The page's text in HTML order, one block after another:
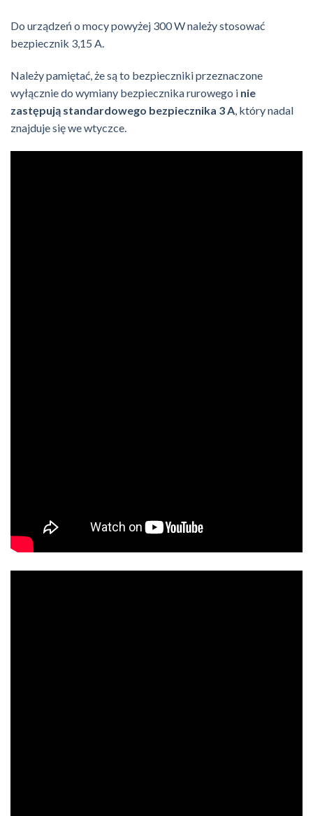
Do urządzeń o mocy powyżej 300 W należy stosować
bezpiecznik 3,15 A.
Należy pamiętać, że są to bezpieczniki przeznaczone
wyłącznie do wymiany bezpiecznika rurowego i nie
zastępują standardowego bezpiecznika 3 A, który nadal
znajduje się we wtyczce.